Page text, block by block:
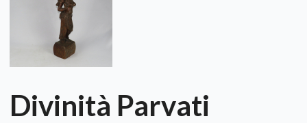
Divinità Parvati